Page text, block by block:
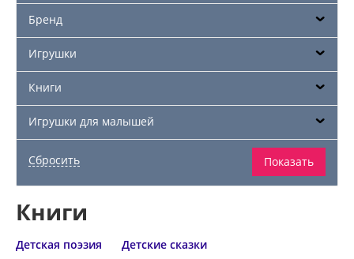
Бренд
Игрушки
Книги
Игрушки для малышей
Книги
Детская поэзия
Детские сказки